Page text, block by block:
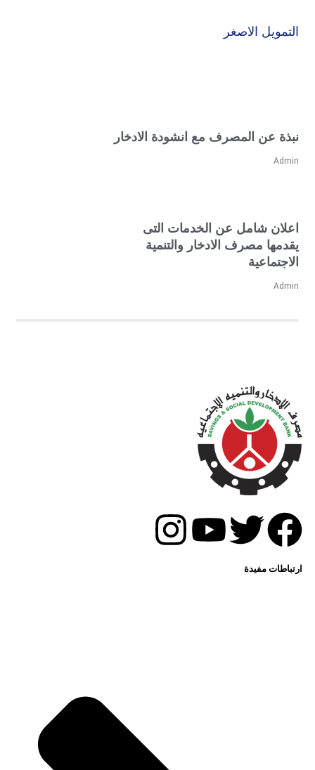
التمويل الاصغر
نبذة عن المصرف مع انشودة الادخار
Admin
اعلان شامل عن الخدمات التى
يقدمها مصرف الادخار والتنمية
الاجتماعية
Admin
ارتباطات مفيدة